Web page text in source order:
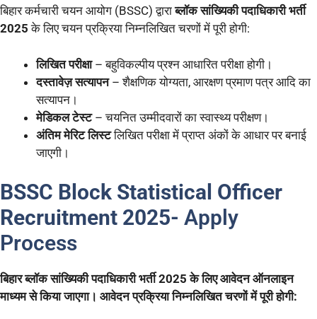
बिहार कर्मचारी चयन आयोग (BSSC) द्वाराब्लॉक सांख्यिकी पदाधिकारी भर्ती
2025 के लिए चयन प्रक्रिया निम्नलिखित चरणों में पूरी होगी:
लिखित परीक्षा– बहुविकल्पीय प्रश्न आधारित परीक्षा होगी।
दस्तावेज़ सत्यापन– शैक्षणिक योग्यता, आरक्षण प्रमाण पत्र आदि का
सत्यापन।
मेडिकल टेस्ट– चयनित उम्मीदवारों का स्वास्थ्य परीक्षण।
अंतिम मेरिट लिस्टलिखित परीक्षा में प्राप्त अंकों के आधार पर बनाई
जाएगी।
BSSC Block Statistical Officer
Recruitment 2025- Apply
Process
बिहार ब्लॉक सांख्यिकी पदाधिकारी भर्ती 2025 के लिए आवेदन ऑनलाइन
माध्यम से किया जाएगा। आवेदन प्रक्रिया निम्नलिखित चरणों में पूरी होगी: